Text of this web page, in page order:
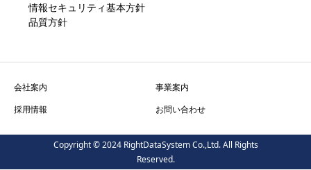
情報セキュリティ基本方針
品質方針
会社案内
事業案内
採用情報
お問い合わせ
Copyright © 2024 RightDataSystem Co.,Ltd. All Rights
Reserved.